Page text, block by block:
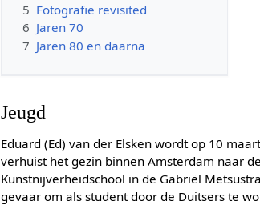
5 Fotografie revisited
6 Jaren 70
7 Jaren 80 en daarna
Jeugd
Eduard (Ed) van der Elsken wordt op 10
verhuist het gezin binnen Amsterdam naar
Kunstnijverheidschool in de Gabriël
gevaar om als student door de Duitsers te